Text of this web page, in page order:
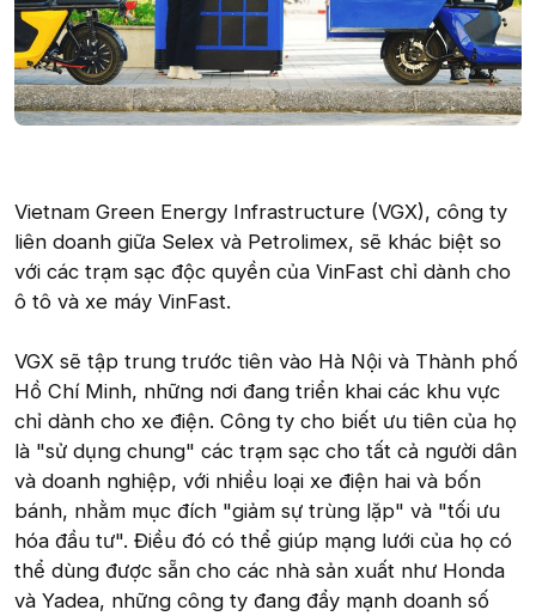
Vietnam Green Energy Infrastructure (VGX), công ty
liên doanh giữa Selex và Petrolimex, sẽ khác biệt so
với các trạm sạc độc quyền của VinFast chỉ dành cho
ô tô và xe máy VinFast.
VGX sẽ tập trung trước tiên vào Hà Nội và Thành phố
Hồ Chí Minh, những nơi đang triển khai các khu vực
chỉ dành cho xe điện. Công ty cho biết ưu tiên của họ
là "sử dụng chung" các trạm sạc cho tất cả người dân
và doanh nghiệp, với nhiều loại xe điện hai và bốn
bánh, nhằm mục đích "giảm sự trùng lặp" và "tối ưu
hóa đầu tư". Điều đó có thể giúp mạng lưới của họ có
thể dùng được sẵn cho các nhà sản xuất như Honda
và Yadea, những công ty đang đẩy mạnh doanh số